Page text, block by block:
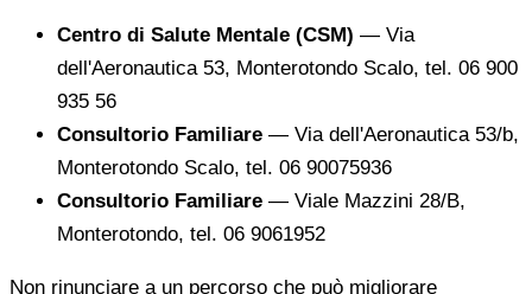
Centro di Salute Mentale (CSM) — Via
dell'Aeronautica 53, Monterotondo Scalo, tel. 06 900
935 56
Consultorio Familiare — Via dell'Aeronautica 53/b,
Monterotondo Scalo, tel. 06 90075936
Consultorio Familiare — Viale Mazzini 28/B,
Monterotondo, tel. 06 9061952
Non rinunciare a un percorso che può migliorare